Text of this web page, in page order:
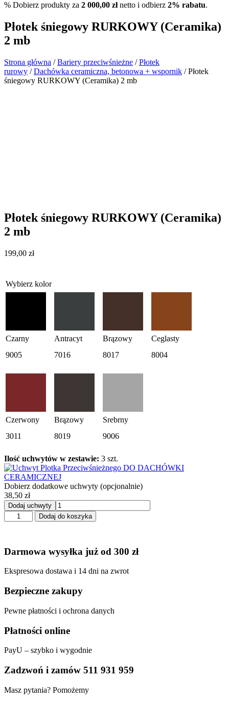
% Dobierz produkty za 2 000,00 złnetto i odbierz 2% rabatu.
Płotek śniegowy RURKOWY (Ceramika)
2 mb
Strona główna /Bariery przeciwśnieżne /Płotek
rurowy /Dachówka ceramiczna, betonowa + wspornik / Płotek
śniegowy RURKOWY (Ceramika) 2 mb
Płotek śniegowy RURKOWY (Ceramika)
2 mb
199,00 zł
Wybierz kolor
Czarny
9005
Antracyt
7016
Brązowy
8017
Ceglasty
8004
Czerwony
3011
Brązowy
8019
Srebrny
9006
Ilość uchwytów w zestawie: 3 szt.
Dobierz dodatkowe uchwyty (opcjonalnie)
38,50 zł
Dodaj uchwyty
ilość
Płotek
(Ceramika)
mb
Dodaj do koszyka
Darmowa wysyłka już od 300 zł
Ekspresowa dostawa i 14 dni na zwrot
Bezpieczne zakupy
Pewne płatności i ochrona danych
Płatności online
PayU – szybko i wygodnie
Zadzwoń i zamów 511 931 959
Masz pytania? Pomożemy